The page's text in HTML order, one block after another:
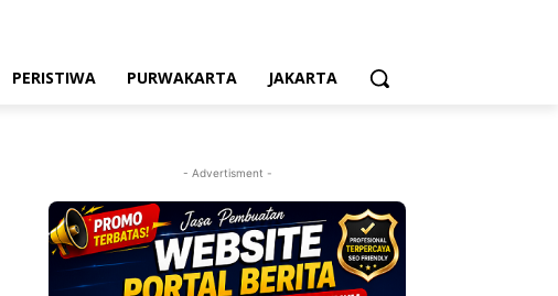
PERISTIWA PURWAKARTA JAKARTA
- Advertisment -